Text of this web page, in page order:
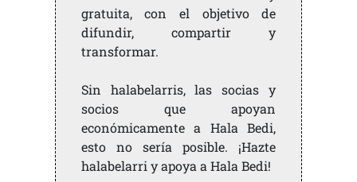
gratuita, con el objetivo de
difundir, compartir y
transformar.
Sin halabelarris, las socias y
socios que apoyan
económicamente a Hala Bedi,
esto no sería posible. ¡Hazte
halabelarri y apoya a Hala Bedi!